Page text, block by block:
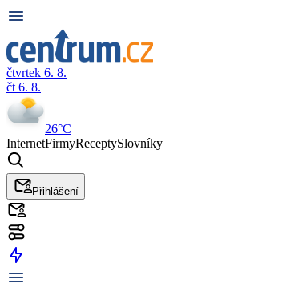
čtvrtek 6. 8.
čt 6. 8.
26°C
InternetFirmyReceptySlovníky
Přihlášení